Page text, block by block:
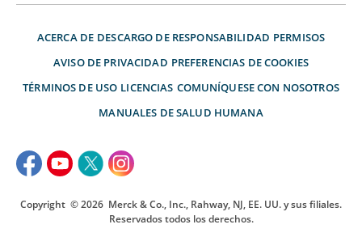
ACERCA DE DESCARGO DE RESPONSABILIDAD PERMISOS
AVISO DE PRIVACIDAD PREFERENCIAS DE COOKIES
TÉRMINOS DE USO LICENCIAS COMUNÍQUESE CON NOSOTROS
MANUALES DE SALUD HUMANA
Copyright © 2026 Merck & Co., Inc., Rahway, NJ, EE. UU. y sus filiales.
Reservados todos los derechos.